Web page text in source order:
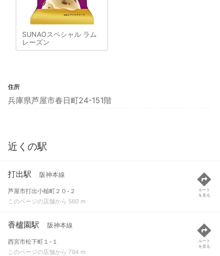
SUNAOスペシャル ラム
レーズン
住所
兵庫県芦屋市春日町24-151階
近くの駅
打出駅 阪神本線
芦屋市打出小槌町２０-２
このページの店舗から 560 m
ルート
を見る
香櫨園駅 阪神本線
西宮市松下町１-１
このページの店舗から 794 m
ルート
を見る